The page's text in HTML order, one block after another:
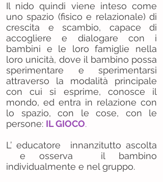
Il nido quindi viene inteso come
uno spazio (fisico e relazionale) di
crescita e scambio, capace di
accogliere e dialogare con i
bambini e le loro famiglie nella
loro unicità, dove il bambino possa
sperimentare e sperimentarsi
attraverso la modalità principale
con cui si esprime, conosce il
mondo, ed entra in relazione con
lo spazio, con le cose, con le
persone: IL GIOCO.
L’ educatore innanzitutto ascolta
e osserva il bambino
individualmente e nel gruppo.